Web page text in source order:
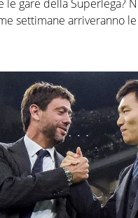
gare della Superlega?
settimane arriveranno